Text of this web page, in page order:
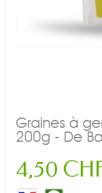
Graines à
200g - De
4,50